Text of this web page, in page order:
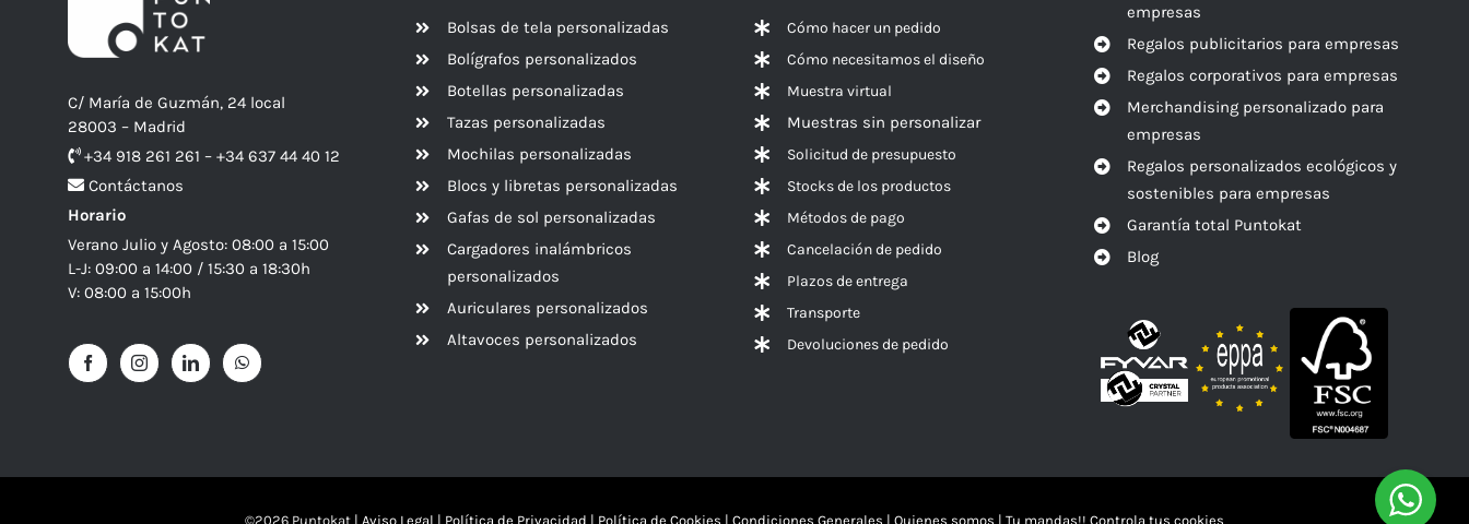
C/ María de Guzmán, 24 local
28003 – Madrid
+34 918 261 261 – +34 637 44 40 12
Contáctanos
Horario
Verano Julio y Agosto: 08:00 a 15:00
L-J: 09:00 a 14:00 / 15:30 a 18:30h
V: 08:00 a 15:00h
Bolsas de tela personalizadas
Bolígrafos personalizados
Botellas personalizadas
Tazas personalizadas
Mochilas personalizadas
Blocs y libretas personalizadas
Gafas de sol personalizadas
Cargadores inalámbricos
personalizados
Auriculares personalizados
Altavoces personalizados
Cómo hacer un pedido
Cómo necesitamos el diseño
Muestra virtual
Muestras sin personalizar
Solicitud de presupuesto
Stocks de los productos
Métodos de pago
Cancelación de pedido
Plazos de entrega
Transporte
Devoluciones de pedido
empresas
Regalos publicitarios para empresas
Regalos corporativos para empresas
Merchandising personalizado para
empresas
Regalos personalizados ecológicos y
sostenibles para empresas
Garantía total Puntokat
Blog
©2026 Puntokat | Aviso Legal | Política de Privacidad | Política de Cookies | Condiciones Generales | Quienes somos | Tu mandas!! Controla tus cookies